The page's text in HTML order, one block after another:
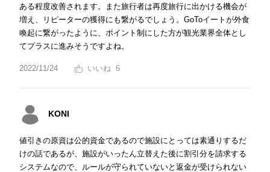
ある程度改善されます。また旅行者は再度旅行に出かける機会が
増え、リピーターの獲得にも繋がるでしょう。GoToイートが外食
喚起に繋がったように、ポイント制にした方が観光業界全体とし
てプラスに進みそうですよね。
2022/11/24 6
KONI
値引きの原資は公的資金であるので施設にとっては素通りするだ
けの話であるが、施設がいったん立替えた後に割引分を請求する
システムなので、ルールが守られていないと返金が受けられない